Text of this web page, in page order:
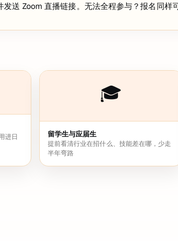
送 Zoom 直播链接。无法全程参与？报名同样
进日
🎓
留学生与应届生
提前看清行业在招什么、技能差在哪，少走
半年弯路